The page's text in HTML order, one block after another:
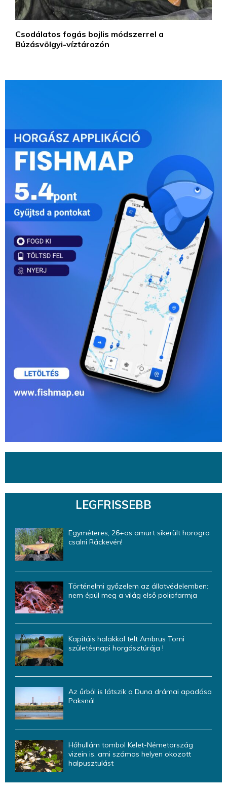
Csodálatos fogás bojlis módszerrel a
Búzásvölgyi-víztározón
LEGFRISSEBB
Egyméteres, 26+os amurt sikerült horogra
csalni Ráckevén!
Történelmi győzelem az állatvédelemben:
nem épül meg a világ első polipfarmja
Kapitáis halakkal telt Ambrus Tomi
születésnapi horgásztúrája !
Az űrből is látszik a Duna drámai apadása
Paksnál
Hőhullám tombol Kelet-Németország
vizein is, ami számos helyen okozott
halpusztulást